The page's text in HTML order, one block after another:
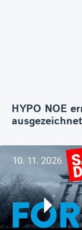
HYPO NOE
ausgezeichnet